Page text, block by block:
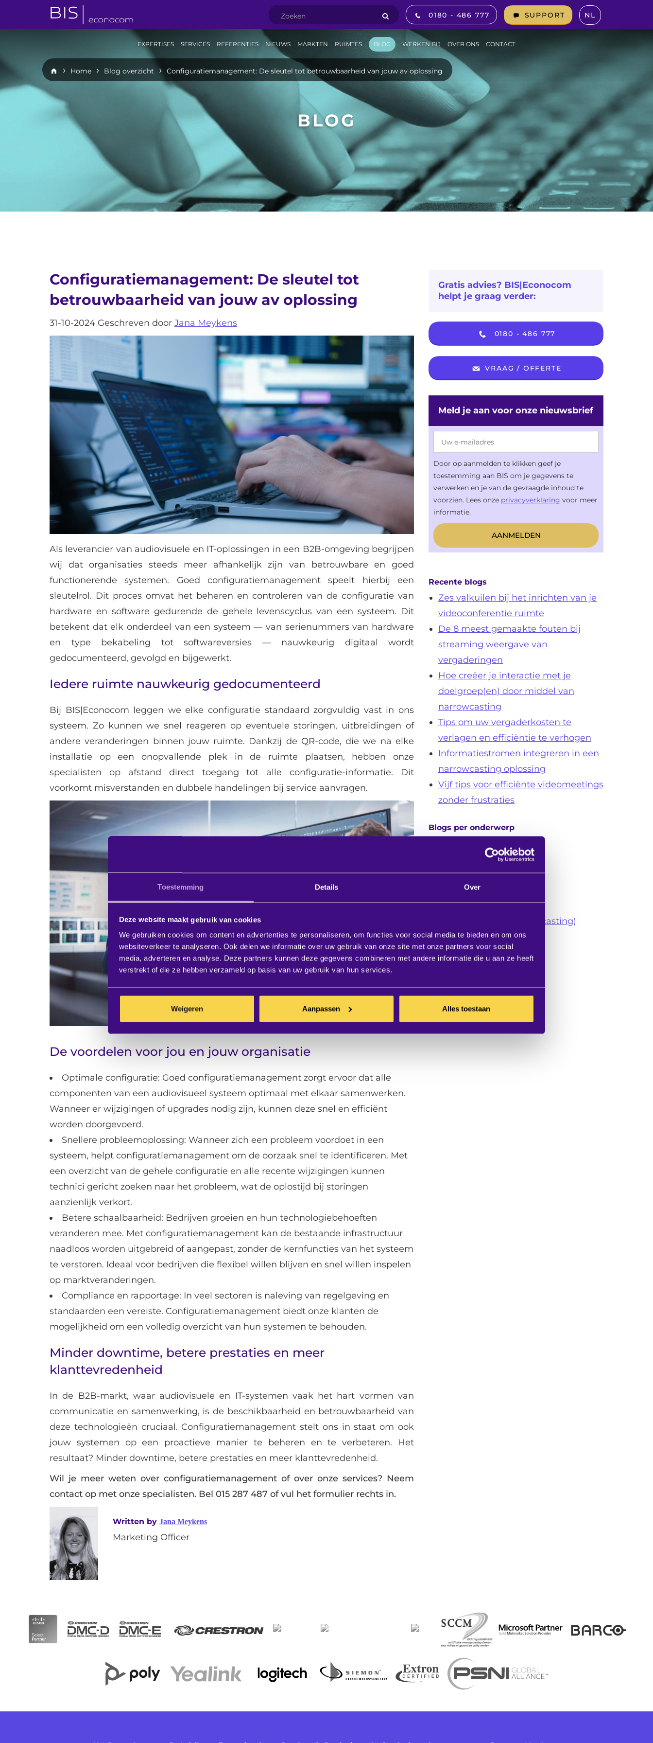
Toestemming Details Over
Deze website maakt gebruik van cookies
We gebruiken cookies om content en advertenties te personaliseren, om functies voor social media te bieden en om ons
websiteverkeer te analyseren. Ook delen we informatie over uw gebruik van onze site met onze partners voor social
media, adverteren en analyse. Deze partners kunnen deze gegevens combineren met andere informatie die u aan ze heeft
verstrekt of die ze hebben verzameld op basis van uw gebruik van hun services.
Weigeren Aanpassen Alles toestaan
0180 - 486 777 SUPPORT NL
EXPERTISES SERVICES REFERENTIES NIEUWS MARKTEN RUIMTES BLOG WERKEN BIJ OVER ONS CONTACT
Home Blog overzicht Configuratiemanagement: De sleutel tot betrouwbaarheid van jouw av oplossing
BLOG
Configuratiemanagement: De sleutel tot
betrouwbaarheid van jouw av oplossing
31-10-2024 Geschreven door Jana Meykens
Als leverancier van audiovisuele en IT-oplossingen in een B2B-omgeving begrijpen
wij dat organisaties steeds meer afhankelijk zijn van betrouwbare en goed
functionerende systemen. Goed configuratiemanagement speelt hierbij een
sleutelrol. Dit proces omvat het beheren en controleren van de configuratie van
hardware en software gedurende de gehele levenscyclus van een systeem. Dit
betekent dat elk onderdeel van een systeem — van serienummers van hardware
en type bekabeling tot softwareversies — nauwkeurig digitaal wordt
gedocumenteerd, gevolgd en bijgewerkt.
Iedere ruimte nauwkeurig gedocumenteerd
Bij BIS|Econocom leggen we elke configuratie standaard zorgvuldig vast in ons
systeem. Zo kunnen we snel reageren op eventuele storingen, uitbreidingen of
andere veranderingen binnen jouw ruimte. Dankzij de QR-code, die we na elke
installatie op een onopvallende plek in de ruimte plaatsen, hebben onze
specialisten op afstand direct toegang tot alle configuratie-informatie. Dit
voorkomt misverstanden en dubbele handelingen bij service aanvragen.
De voordelen voor jou en jouw organisatie
Optimale configuratie: Goed configuratiemanagement zorgt ervoor dat alle
componenten van een audiovisueel systeem optimaal met elkaar samenwerken.
Wanneer er wijzigingen of upgrades nodig zijn, kunnen deze snel en efficiënt
worden doorgevoerd.
Snellere probleemoplossing: Wanneer zich een probleem voordoet in een
systeem, helpt configuratiemanagement om de oorzaak snel te identificeren. Met
een overzicht van de gehele configuratie en alle recente wijzigingen kunnen
technici gericht zoeken naar het probleem, wat de oplostijd bij storingen
aanzienlijk verkort.
Betere schaalbaarheid: Bedrijven groeien en hun technologiebehoeften
veranderen mee. Met configuratiemanagement kan de bestaande infrastructuur
naadloos worden uitgebreid of aangepast, zonder de kernfuncties van het systeem
te verstoren. Ideaal voor bedrijven die flexibel willen blijven en snel willen inspelen
op marktveranderingen.
Compliance en rapportage: In veel sectoren is naleving van regelgeving en
standaarden een vereiste. Configuratiemanagement biedt onze klanten de
mogelijkheid om een volledig overzicht van hun systemen te behouden.
Minder downtime, betere prestaties en meer
klanttevredenheid
In de B2B-markt, waar audiovisuele en IT-systemen vaak het hart vormen van
communicatie en samenwerking, is de beschikbaarheid en betrouwbaarheid van
deze technologieën cruciaal. Configuratiemanagement stelt ons in staat om ook
jouw systemen op een proactieve manier te beheren en te verbeteren. Het
resultaat? Minder downtime, betere prestaties en meer klanttevredenheid.
Wil je meer weten over configuratiemanagement of over onze services? Neem
contact op met onze specialisten. Bel 015 287 487 of vul het formulier rechts in.
Written by Jana Meykens
Marketing Officer
Gratis advies? BIS|Econocom
helpt je graag verder:
0180 - 486 777
VRAAG / OFFERTE
Meld je aan voor onze nieuwsbrief
Door op aanmelden te klikken geef je
toestemming aan BIS om je gegevens te
verwerken en je van de gevraagde inhoud te
voorzien. Lees onze privacyverklaring voor meer
informatie.
Recente blogs
Zes valkuilen bij het inrichten van je
videoconferentie ruimte
De 8 meest gemaakte fouten bij
streaming weergave van
vergaderingen
Hoe creëer je interactie met je
doelgroep(en) door middel van
narrowcasting
Tips om uw vergaderkosten te
verlagen en efficiëntie te verhogen
Informatiestromen integreren in een
narrowcasting oplossing
Vijf tips voor efficiënte videomeetings
zonder frustraties
Blogs per onderwerp
Vergaderen
Hybride kantoor
Collaboration
Videoconference
Digital signage (narrowcasting)
Room- & desk booking
As-a-Service